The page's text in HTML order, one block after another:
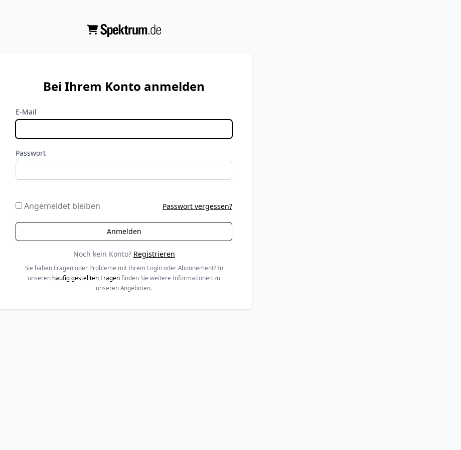
Bei Ihrem Konto anmelden
E-Mail
Passwort
Angemeldet bleiben Passwort vergessen?
Noch kein Konto? Registrieren
Sie haben Fragen oder Probleme mit Ihrem Login oder Abonnement? In
unseren häufig gestellten Fragen finden Sie weitere Informationen zu
unseren Angeboten.